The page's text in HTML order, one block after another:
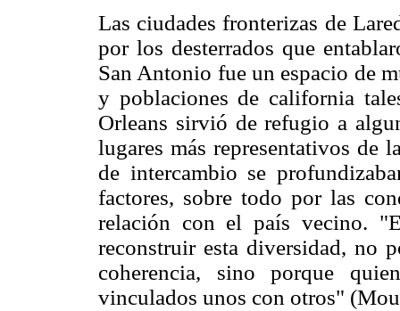
Las ciudades fronterizas de
por los desterrados que
San Antonio fue un espacio de
y poblaciones de california
Orleans sirvió de refugio a
lugares más representativos de
de intercambio se
factores, sobre todo por las
relación con el país vecino.
reconstruir esta diversidad, no
coherencia, sino porque
vinculados unos con otros"